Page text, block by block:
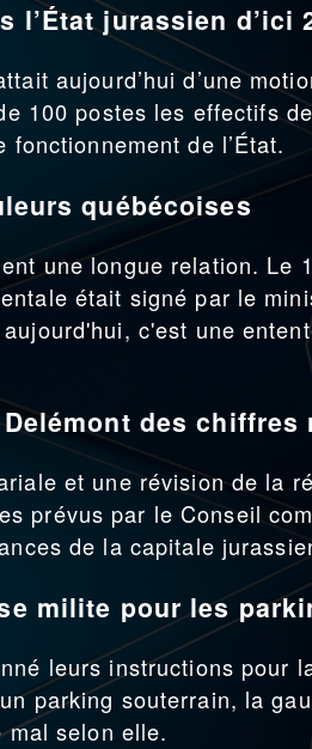
l’État jurassien d’ici
aujourd’hui d’une
100 postes les effectifs
de l’État.
québécoises
une longue relation. Le
était signé par le
c'est une
des chiffres
et une révision de la
prévus par le Conseil
de la capitale
milite pour les
leurs instructions pour
parking souterrain, la
selon elle.